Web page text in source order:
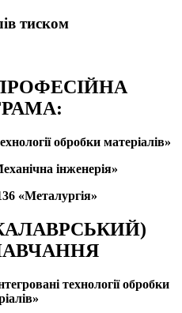
тиском
обробки матеріалів»
інженерія»
«Металургія»
технології обробки